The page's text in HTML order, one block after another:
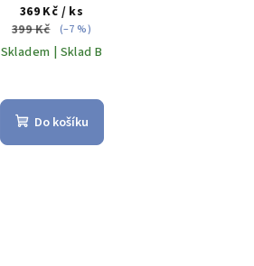
369 Kč / ks
399 Kč
(–7 %)
Skladem | Sklad B
Do košíku